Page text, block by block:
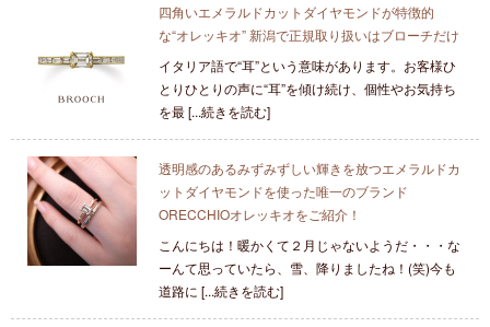
四角いエメラルドカットダイヤモンドが特徴的
な“オレッキオ” 新潟で正規取り扱いはブローチだけ
イタリア語で“耳”という意味があります。お客様ひ
とりひとりの声に“耳”を傾け続け、個性やお気持ち
を最 [...続きを読む]
透明感のあるみずみずしい輝きを放つエメラルドカ
ットダイヤモンドを使った唯一のブランド
ORECCHIOオレッキオをご紹介！
こんにちは！暖かくて２月じゃないようだ・・・な
ーんて思っていたら、雪、降りましたね！(笑)今も
道路に [...続きを読む]